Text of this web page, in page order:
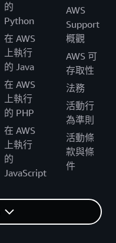
的
Python
在 AWS
上執行
的 Java
在 AWS
上執行
的 PHP
在 AWS
上執行
的
JavaScript
AWS
Support
概觀
AWS 可
存取性
法務
活動行
為準則
活動條
款與條
件